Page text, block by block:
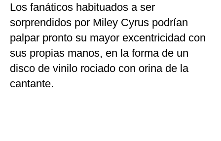
Los fanáticos habituados a ser
sorprendidos por Miley Cyrus podrían
palpar pronto su mayor excentricidad con
sus propias manos, en la forma de un
disco de vinilo rociado con orina de la
cantante.